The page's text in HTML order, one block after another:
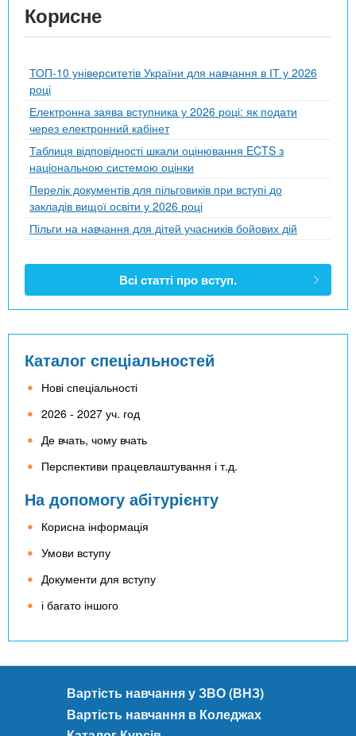
Корисне
ТОП-10 університетів України для навчання в ІТ у 2026
році
Електронна заява вступника у 2026 році: як подати
через електронний кабінет
Таблиця відповідності шкали оцінювання ECTS з
національною системою оцінки
Перелік документів для пільговиків при вступі до
закладів вищої освіти у 2026 році
Пільги на навчання для дітей учасників бойових дій
Всі статті про вступ.
Каталог спеціальностей
Нові спеціальності
2026 - 2027 уч. год
Де вчать, чому вчать
Перспективи працевлаштування і т.д.
На допомогу абітурієнту
Корисна інформація
Умови вступу
Документи для вступу
і багато іншого
Вартість навчання у ЗВО (ВНЗ)
Вартість навчання в Коледжах